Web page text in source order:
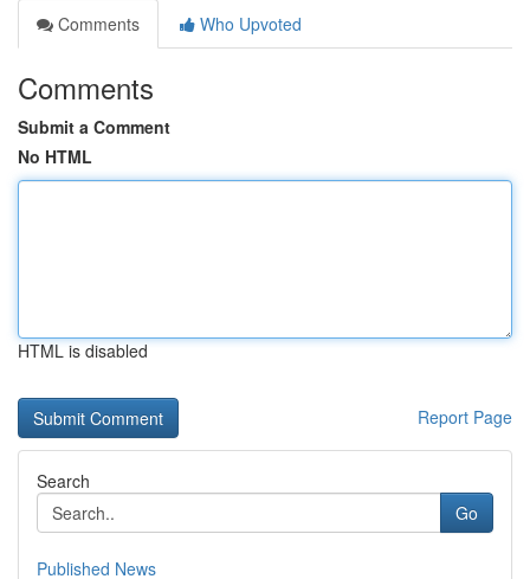
Comments
Who Upvoted
Comments
Submit a Comment
No HTML
HTML is disabled
Report Page
Search
Go
Published News